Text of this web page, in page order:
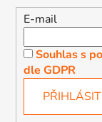
E-mail
Souhlas s
dle GDPR